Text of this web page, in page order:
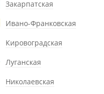
Закарпатская
Ивано-Франковская
Кировоградская
Луганская
Николаевская